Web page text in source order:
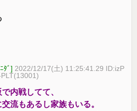
ﾀﾞ] 2022/12/17(土) 11:25:41.29 ID:izP
内戦してて、
流もあるし家族もいる。